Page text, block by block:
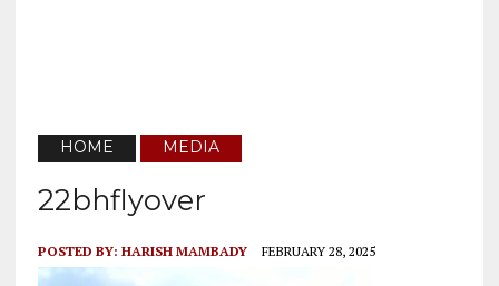
HOME MEDIA
22bhflyover
POSTED BY: HARISH MAMBADY FEBRUARY 28, 2025